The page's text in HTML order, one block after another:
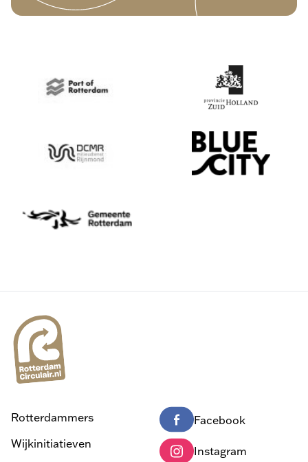
Rotterdammers
Wijkinitiatieven
Facebook
Instagram